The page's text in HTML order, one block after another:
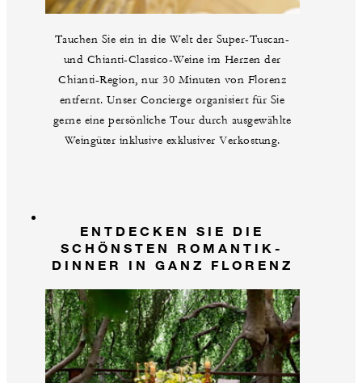
Tauchen Sie ein in die Welt der Super-Tuscan-
und Chianti-Classico-Weine im Herzen der
Chianti-Region, nur 30 Minuten von Florenz
entfernt. Unser Concierge organisiert für Sie
gerne eine persönliche Tour durch ausgewählte
Weingüter inklusive exklusiver Verkostung.
ENTDECKEN SIE DIE
SCHÖNSTEN ROMANTIK-
DINNER IN GANZ FLORENZ